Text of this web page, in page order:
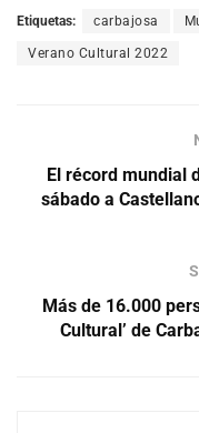
Etiquetas: carbajosa
Verano Cultural 2022
El récord mundial
sábado a
Más de 16.000
Cultural’ de